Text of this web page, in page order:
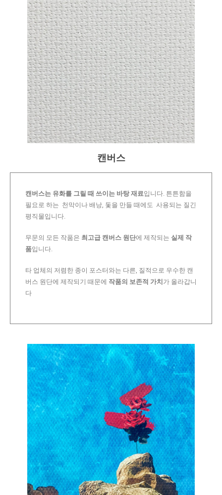
캔버스
캔버스는 유화를 그릴 때 쓰이는 바탕 재료입니다. 튼튼함을
필요로 하는 천막이나 배낭, 돛을 만들 때에도 사용되는 질긴
평직물입니다.
무문의 모든 작품은 최고급 캔버스 원단에 제작되는 실제 작
품입니다.
타 업체의 저렴한 종이 포스터와는 다른, 질적으로 우수한 캔
버스 원단에 제작되기 때문에 작품의 보존적 가치 가 올라갑니
다